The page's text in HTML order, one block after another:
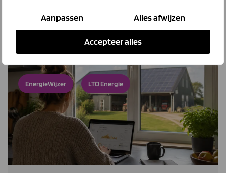
Aanpassen Alles afwijzen
Accepteer alles
benutten en toekomstbestendige keuzes te maken.
EnergieWijzer LTO Energie